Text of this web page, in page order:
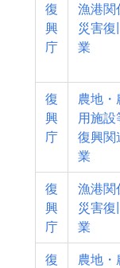
復
興
庁
漁港関
災害復
業
復
興
庁
農地・
用施設
復興関
業
復
興
庁
漁港関
災害復
業
復
農地・